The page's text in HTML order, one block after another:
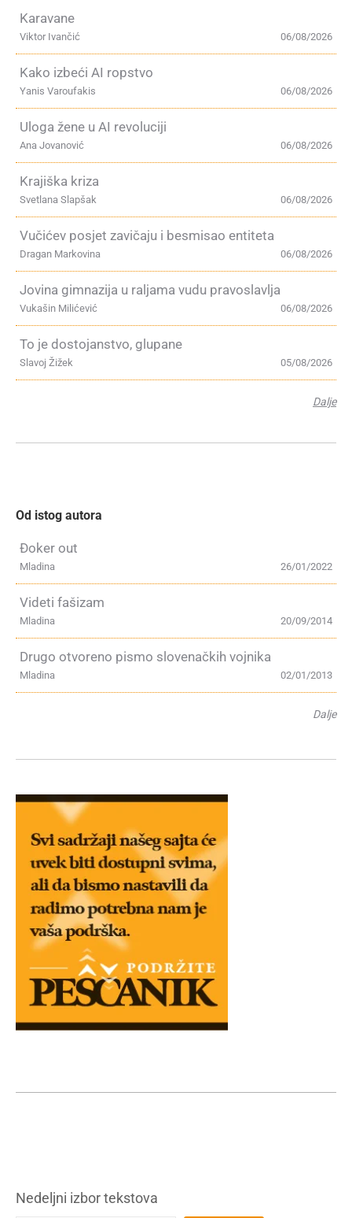
Karavane
06/08/2026
Viktor Ivančić
Kako izbeći AI ropstvo
06/08/2026
Yanis Varoufakis
Uloga žene u AI revoluciji
06/08/2026
Ana Jovanović
Krajiška kriza
06/08/2026
Svetlana Slapšak
Vučićev posjet zavičaju i besmisao entiteta
06/08/2026
Dragan Markovina
Jovina gimnazija u raljama vudu pravoslavlja
06/08/2026
Vukašin Milićević
To je dostojanstvo, glupane
05/08/2026
Slavoj Žižek
Dalje
Od istog autora
Đoker out
26/01/2022
Mladina
Videti fašizam
20/09/2014
Mladina
Drugo otvoreno pismo slovenačkih vojnika
02/01/2013
Mladina
Dalje
Nedeljni izbor tekstova